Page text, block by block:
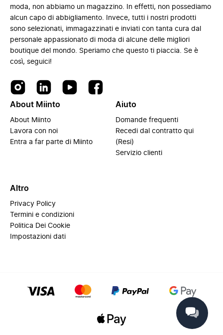
moda, non abbiamo un magazzino. In effetti, non possediamo
alcun capo di abbigliamento. Invece, tutti i nostri prodotti
sono selezionati, immagazzinati e inviati con tanta cura dal
personale appassionato di moda di alcune delle migliori
boutique del mondo. Speriamo che questo ti piaccia. Se è
così, seguici!
About Miinto
About Miinto
Lavora con noi
Entra a far parte di Miinto
Aiuto
Domande frequenti
Recedi dal contratto qui
(Resi)
Servizio clienti
Altro
Privacy Policy
Termini e condizioni
Politica Dei Cookie
Impostazioni dati